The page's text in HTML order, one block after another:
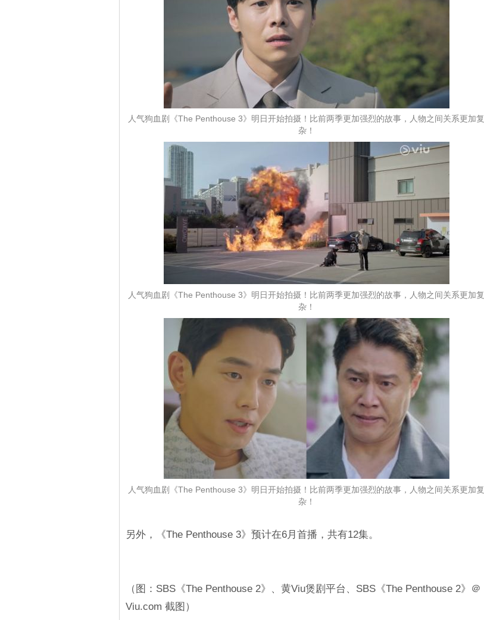
人气狗血剧《The Penthouse 3》明日开始拍摄！比前两季更加强烈的故事，人物之间关系更加复
杂！
人气狗血剧《The Penthouse 3》明日开始拍摄！比前两季更加强烈的故事，人物之间关系更加复
杂！
人气狗血剧《The Penthouse 3》明日开始拍摄！比前两季更加强烈的故事，人物之间关系更加复
杂！
另外，《The Penthouse 3》预计在6月首播，共有12集。
（图：SBS《The Penthouse 2》、黄Viu煲剧平台、SBS《The Penthouse 2》＠
Viu.com 截图）